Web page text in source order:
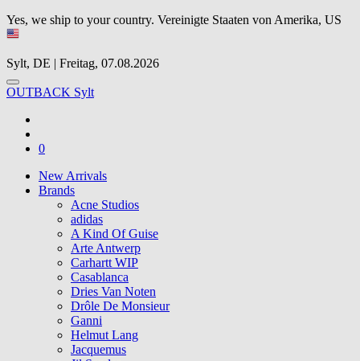
Yes, we ship to your country. Vereinigte Staaten von Amerika, US
Sylt, DE | Freitag, 07.08.2026
OUTBACK Sylt
0
New Arrivals
Brands
Acne Studios
adidas
A Kind Of Guise
Arte Antwerp
Carhartt WIP
Casablanca
Dries Van Noten
Drôle De Monsieur
Ganni
Helmut Lang
Jacquemus